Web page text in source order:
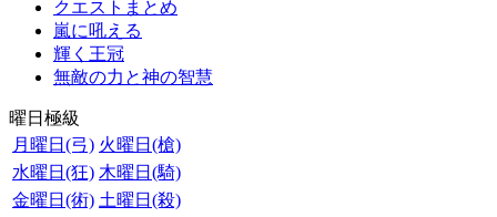
クエストまとめ
嵐に吼える
輝く王冠
無敵の力と神の智慧
曜日極級
月曜日(弓) 火曜日(槍)
水曜日(狂) 木曜日(騎)
金曜日(術) 土曜日(殺)